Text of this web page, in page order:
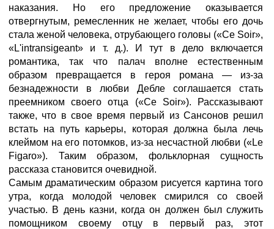
наказания. Но его предложение оказывается
отвергнутым, ремесленник не желает, чтобы его дочь
стала женой человека, отрубающего головы («Ce Soir»,
«L'intransigeant» и т. д.). И тут в дело включается
романтика, так что палач вполне естественным
образом превращается в героя романа — из-за
безнадежности в любви Дебле соглашается стать
преемником своего отца («Ce Soir»). Рассказывают
также, что в свое время первый из Сансонов решил
встать на путь карьеры, которая должна была лечь
клеймом на его потомков, из-за несчастной любви («Le
Figaro»). Таким образом, фольклорная сущность
рассказа становится очевидной.
Самым драматическим образом рисуется картина того
утра, когда молодой человек смирился со своей
участью. В день казни, когда он должен был служить
помощником своему отцу в первый раз, этот